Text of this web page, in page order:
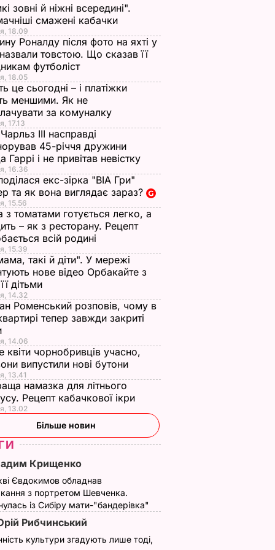
Переможцем шоу
українськи" вперше
став хлопець
45-
не
Куди поділася екс-
зірка "ВІА Гри"
Мейхер та як вона
6 серпня, 15.56БУЛЬВАР
зовні й ніжні всередині".
смажені кабачки
18.09
Роналду після фото на яхті у
назвали товстою. Що сказав її
футболіст
18.05
це сьогодні – і платіжки
меншими. Як не
за комуналку
17.13
III насправді
45-річчя дружини
Гаррі і не привітав невістку
16.36
екс-зірка "ВІА Гри"
та як вона виглядає зараз?
15.56
з томатами готується легко, а
– як з ресторану. Рецепт
всій родині
15.39
такі й діти". У мережі
нове відео Орбакайте з
дітьми
14.32
Роменський розповів, чому в
тепер завжди закриті
14.06
квіти чорнобривців учасно,
випустили нові бутони
13.41
намазка для літнього
Рецепт кабачкової ікри
13.02
Більше новин
Крищенко
Євдокимов обладнав
з портретом Шевченка.
із Сибіру мати-"бандерівка"
Рибчинський
культури згадують лише тоді,